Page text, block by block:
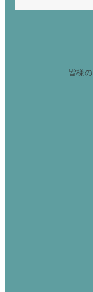
皆様